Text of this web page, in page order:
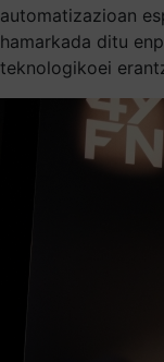
automatizazioan
hamarkada ditu
teknologikoei